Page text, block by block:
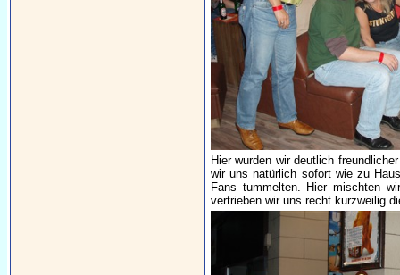
Hier wurden wir deutlich
wir uns natürlich sofort wie zu
Fans tummelten. Hier mischten
vertrieben wir uns recht kurzweilig